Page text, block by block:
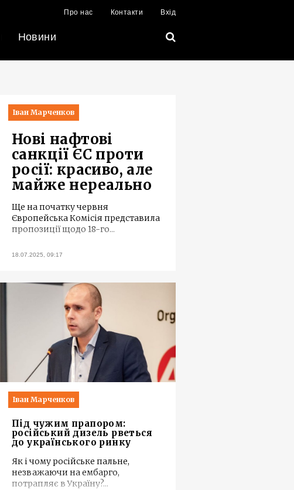
Про нас Контакти Вхід
Новини
Іван Марченков
Нові нафтові
санкції ЄС проти
росії: красиво, але
майже нереально
Ще на початку червня
Європейська Комісія представила
пропозиції щодо 18-го...
18.07.2025, 09:17
Іван Марченков
Під чужим прапором:
російський дизель рветься
до українського ринку
Як і чому російське пальне,
незважаючи на ембарго,
потрапляє в Україну?...